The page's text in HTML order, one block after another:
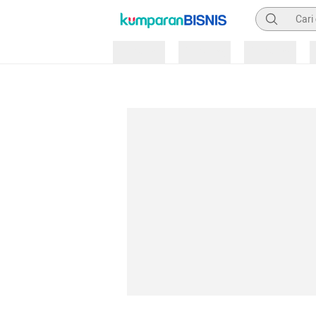
Pencarian